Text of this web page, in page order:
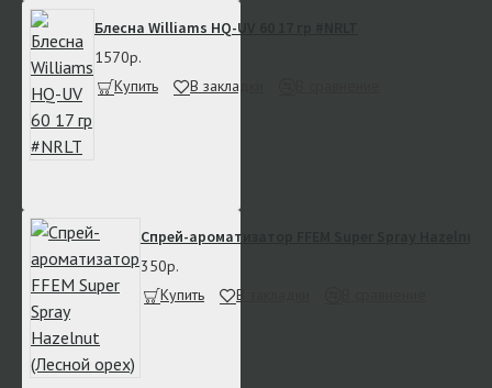
Блесна Williams HQ-UV 60 17 гр #NRLT
1570р.
Купить
В закладки
Спрей-ароматизатор FFEM Super Spray Hazelnut
350р.
Купить
В закладки